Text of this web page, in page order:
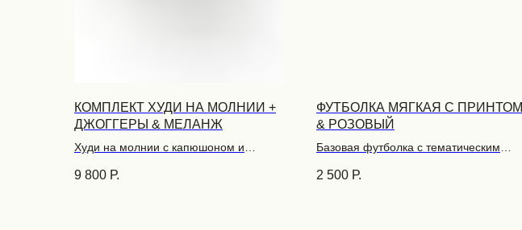
КОМПЛЕКТ ХУДИ НА МОЛНИИ +
ДЖОГГЕРЫ & МЕЛАНЖ
Худи на молнии с капюшоном и
премиального футера
9 800 Р.
ФУТБОЛКА МЯГКАЯ С ПРИНТОМ
& РОЗОВЫЙ
Базовая футболка с тематическим
2 500 Р.